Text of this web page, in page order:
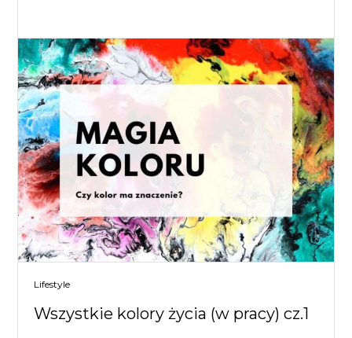
Lifestyle
Wszystkie kolory życia (w pracy) cz.1